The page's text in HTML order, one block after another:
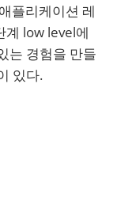
플리케이션 레
계 low level에
는 경험을 만들
있다.